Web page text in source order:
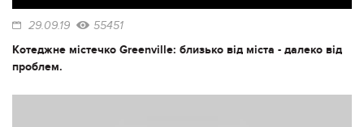
29.09.19 55451
Котеджне містечко Greenville: близько від міста - далеко від
проблем.